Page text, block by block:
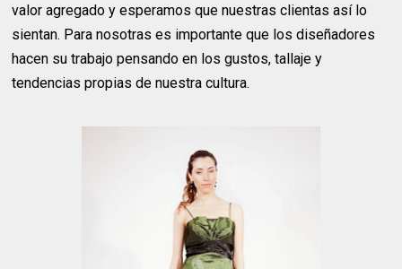
valor agregado y esperamos que nuestras clientas así lo
sientan. Para nosotras es importante que los diseñadores
hacen su trabajo pensando en los gustos, tallaje y
tendencias propias de nuestra cultura.